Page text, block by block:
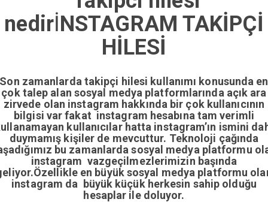
nedirİNSTAGRAM TAKİPÇİ
HİLESİ
Son zamanlarda takipçi hilesi kullanımı konusunda en
çok talep alan sosyal medya platformlarında açık ara
zirvede olan instagram hakkında bir çok kullanıcının
bilgisi var fakat instagram hesabına tam verimli
kullanıcılar hatta instagram’ın ismini
duymamış kişiler de mevcuttur. Teknoloji çağında
bu zamanlarda sosyal medya platformu
instagram vazgeçilmezlerimizin başında
en büyük sosyal medya platformu
instagram da büyük küçük herkesin sahip olduğu
hesaplar ile doluyor.